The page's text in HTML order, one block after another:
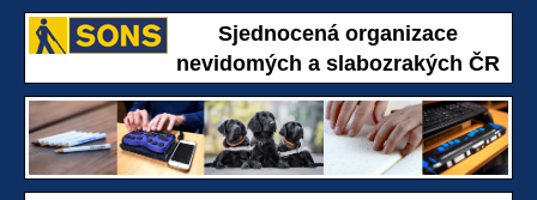
Sjednocená organizace
nevidomých a slabozrakých ČR